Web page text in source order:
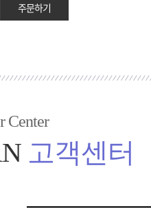
주문하기
Center
고객센터